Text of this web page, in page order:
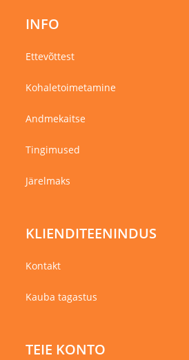
INFO
Ettevõttest
Kohaletoimetamine
Andmekaitse
Tingimused
Järelmaks
KLIENDITEENINDUS
Kontakt
Kauba tagastus
TEIE KONTO